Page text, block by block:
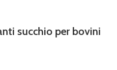
succhio per bovini